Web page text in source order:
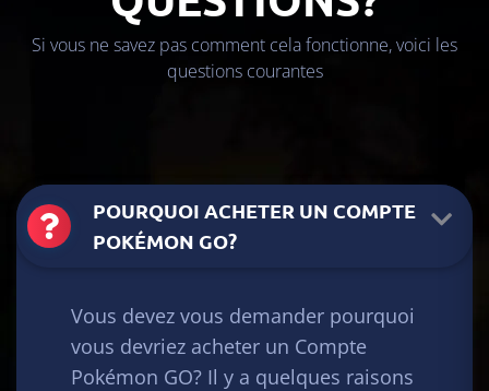
Si vous ne savez pas comment cela fonctionne, voici les
questions courantes
POURQUOI ACHETER UN COMPTE
POKÉMON GO?
Vous devez vous demander pourquoi
vous devriez acheter un Compte
Pokémon GO? Il y a quelques raisons